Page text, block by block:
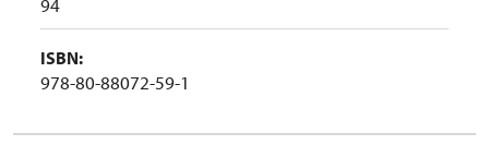
94
ISBN:
978-80-88072-59-1